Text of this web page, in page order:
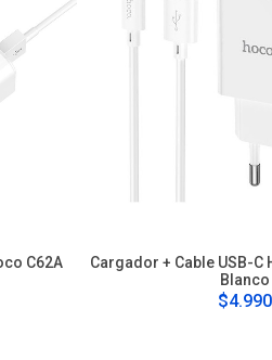
C62A
Cargador + Cable USB-C
Blanco
$4.990